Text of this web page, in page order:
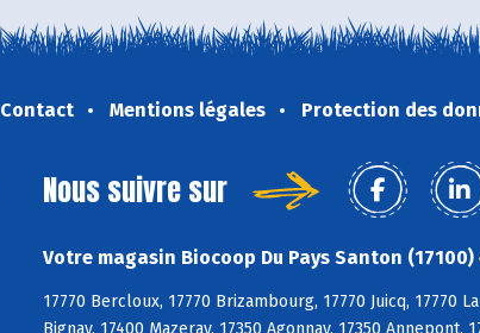
Contact Mentions légales Protection des
Nous suivre sur
Votre magasin Biocoop Du Pays Santon
17770 Bercloux, 17770 Brizambourg, 17770 Juicq,
Bignay, 17400 Mazeray, 17350 Agonnay, 17350 Annepont,